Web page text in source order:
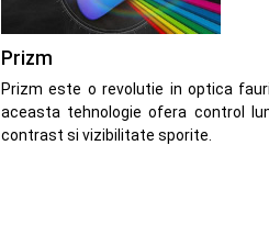
Prizm
Prizm este o revolutie in optica
aceasta tehnologie ofera control
contrast si vizibilitate sporite.